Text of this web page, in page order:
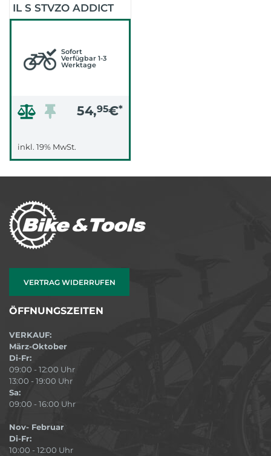
IL S STVZO ADDICT
Sofort
Verfügbar 1-3
Werktage
54,95€*
inkl. 19% MwSt.
VERTRAG WIDERRUFEN
ÖFFNUNGSZEITEN
VERKAUF:
März-Oktober
Di-Fr:
09:00 - 12:00 Uhr
13:00 - 19:00 Uhr
Sa:
09:00 - 16:00 Uhr
Nov- Februar
Di-Fr:
10:00 - 12:00 Uhr